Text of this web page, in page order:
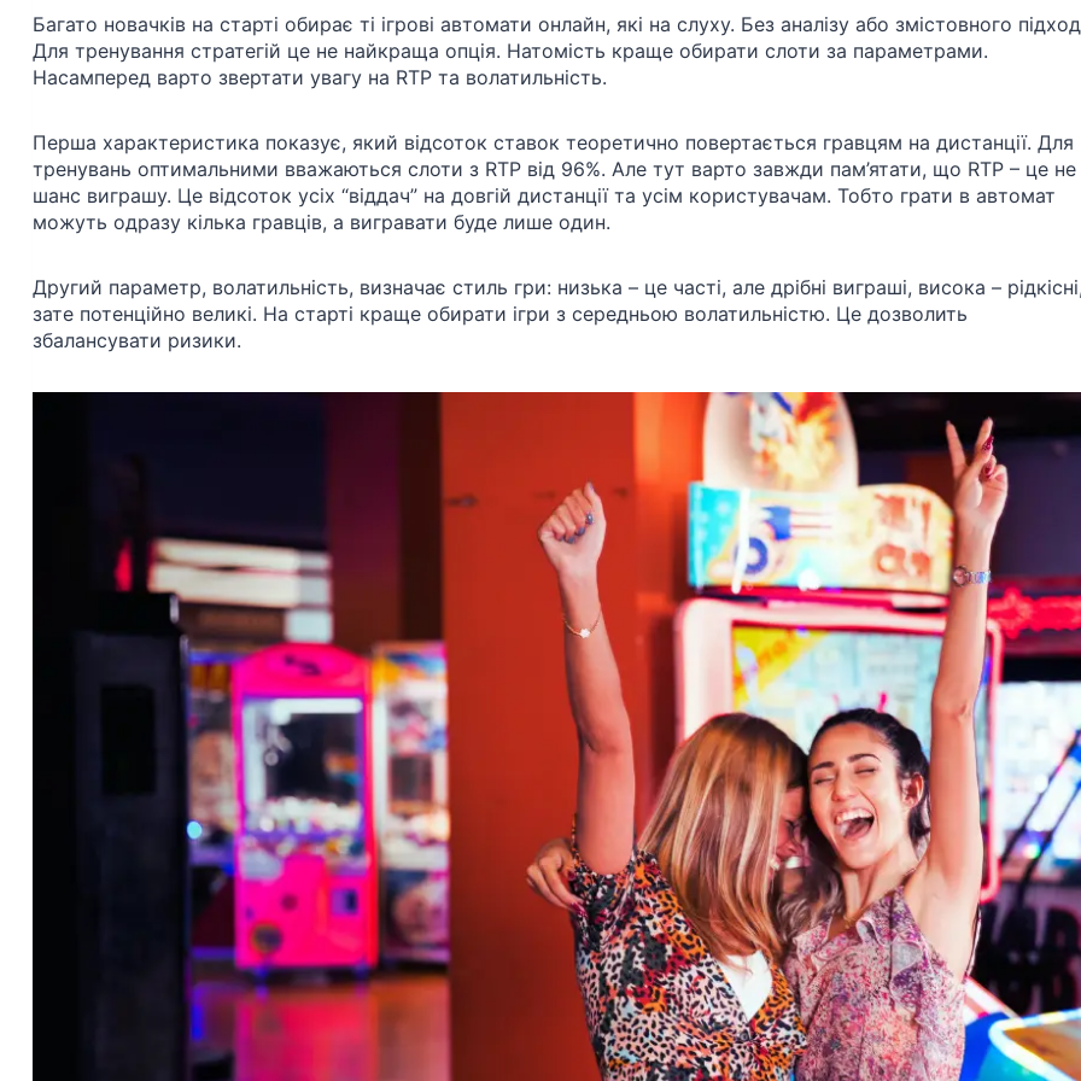
Багато новачків на старті обирає ті ігрові автомати онлайн, які на слуху. Без аналізу або змістовного
Для тренування стратегій це не найкраща опція. Натомість краще обирати слоти за параметрами.
Насамперед варто звертати увагу на RTP та волатильність.
Перша характеристика показує, який відсоток ставок теоретично повертається гравцям на дистанції. Для
тренувань оптимальними вважаються слоти з RTP від 96%. Але тут варто завжди пам’ятати, що RTP – це не
шанс виграшу. Це відсоток усіх “віддач” на довгій дистанції та усім користувачам. Тобто грати в автомат
можуть одразу кілька гравців, а вигравати буде лише один.
Другий параметр, волатильність, визначає стиль гри: низька – це часті, але дрібні виграші, висока –
зате потенційно великі. На старті краще обирати ігри з середньою волатильністю. Це дозволить
збалансувати ризики.